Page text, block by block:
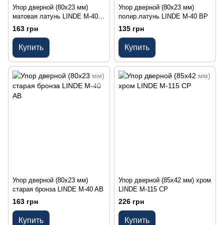
Упор дверной (80х23 мм)
матовая латунь LINDE M-40
SB
163 грн
Купить
Упор дверной (80х23 мм)
полир.латунь LINDE M-40 BP
135 грн
Купить
Упор дверной (80х23 мм)
старая бронза LINDE M-40 AB
163 грн
Купить
Упор дверной (85х42 мм) хром
LINDE M-115 CP
226 грн
Купить